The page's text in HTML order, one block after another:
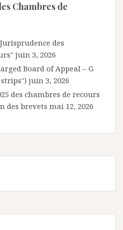
Chambres de
des
juin 3, 2026
Board of Appeal – G
strips") juin 3, 2026
des chambres de recours
des brevets mai 12, 2026